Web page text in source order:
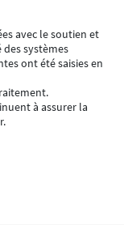
avec le soutien et
des systèmes
ont été saisies en
à assurer la